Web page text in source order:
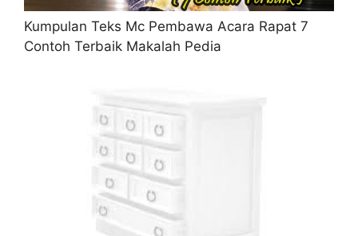
Kumpulan Teks Mc Pembawa Acara Rapat 7
Contoh Terbaik Makalah Pedia